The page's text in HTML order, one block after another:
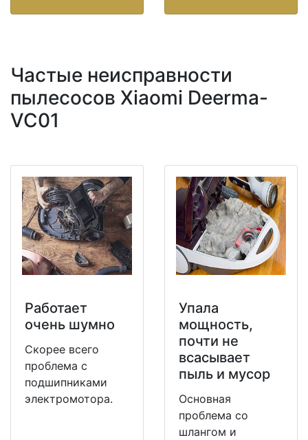
Частые неисправности
пылесосов Xiaomi Deerma-
VC01
Работает
очень шумно
Скорее всего
проблема с
подшипниками
электромотора.
Упала
мощность,
почти не
всасывает
пыль и мусор
Основная
проблема со
шлангом и